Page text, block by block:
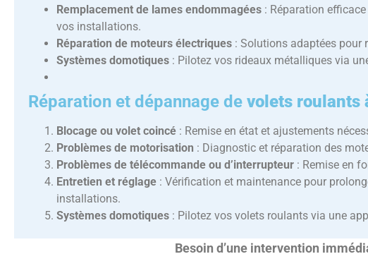
Remplacement de lames endommagées : Réparation
vos installations.
Réparation de moteurs électriques : Solutions adaptées pour
Systèmes domotiques : Pilotez vos rideaux métalliques via
Réparation et dépannage de volets roulants
Blocage ou volet coincé : Remise en état et ajustements
Problèmes de motorisation : Diagnostic et réparation des
Problèmes de télécommande ou d’interrupteur : Remise en
Entretien et réglage : Vérification et maintenance pour
installations.
Systèmes domotiques : Pilotez vos volets roulants via une
Besoin d’une intervention